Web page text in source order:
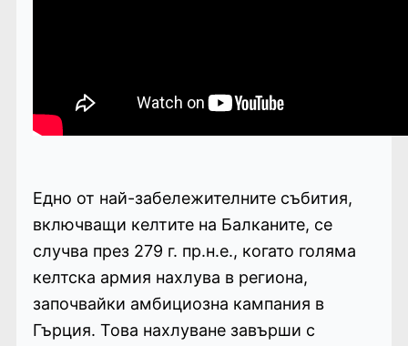
Едно от най-забележителните събития,
включващи келтите на Балканите, се
случва през 279 г. пр.н.е., когато голяма
келтска армия нахлува в региона,
започвайки амбициозна кампания в
Гърция. Това нахлуване завърши с